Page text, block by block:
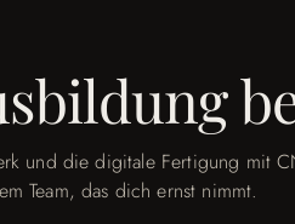
und die digitale Fertigung mit
Team, das dich ernst nimmt.